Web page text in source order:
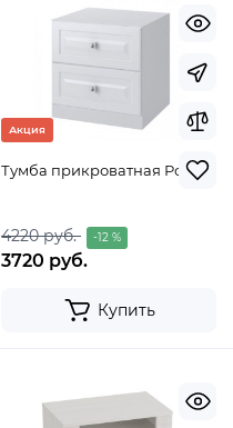
Акция
Тумба прикроватная Ромео
4220 руб. -12 %
3720 руб.
Купить